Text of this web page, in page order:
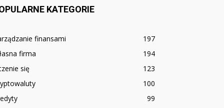
KATEGORIE
finansami
197
firma
194
się
123
100
99